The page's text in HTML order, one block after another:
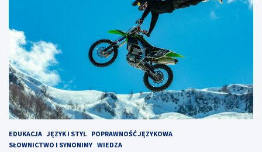
EDUKACJA JĘZYK I STYL POPRAWNOŚĆ JĘZYKOWA
SŁOWNICTWO I SYNONIMY WIEDZA